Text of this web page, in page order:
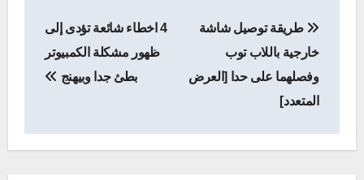
المقالات
طريقة توصيل شاشة
خارجية باللاب توب
وفصلهما على حدا [العرض
المتعدد]
4 اخطاء شائعة تؤدى إلى
ظهور مشكلة الكمبيوتر
بطئ جدا وبيهنج